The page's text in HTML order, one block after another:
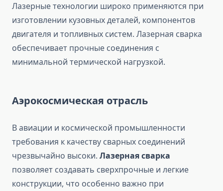
Лазерные технологии широко применяются при
изготовлении кузовных деталей, компонентов
двигателя и топливных систем. Лазерная сварка
обеспечивает прочные соединения с
минимальной термической нагрузкой.
Аэрокосмическая отрасль
В авиации и космической промышленности
требования к качеству сварных соединений
чрезвычайно высоки. Лазерная сварка
позволяет создавать сверхпрочные и легкие
конструкции, что особенно важно при